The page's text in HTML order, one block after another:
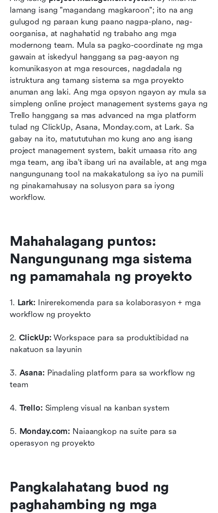
lamang isang "magandang magkaroon"; ito na ang
gulugod ng paraan kung paano nagpa-plano, nag-
oorganisa, at naghahatid ng trabaho ang mga
modernong team. Mula sa pagko-coordinate ng mga
gawain at iskedyul hanggang sa pag-aayon ng
komunikasyon at mga resources, nagdadala ng
istruktura ang tamang sistema sa mga proyekto
anuman ang laki. Ang mga opsyon ngayon ay mula sa
simpleng online project management systems gaya ng
Trello hanggang sa mas advanced na mga platform
tulad ng ClickUp, Asana, Monday.com, at Lark. Sa
gabay na ito, matututuhan mo kung ano ang isang
project management system, bakit umaasa rito ang
mga team, ang iba’t ibang uri na available, at ang mga
nangungunang tool na makakatulong sa iyo na pumili
ng pinakamahusay na solusyon para sa iyong
workflow.
Mahahalagang puntos:
Nangungunang mga sistema
ng pamamahala ng proyekto
1. Lark: Inirerekomenda para sa kolaborasyon + mga
workflow ng proyekto
2. ClickUp: Workspace para sa produktibidad na
nakatuon sa layunin
3. Asana: Pinadaling platform para sa workflow ng
team
4. Trello: Simpleng visual na kanban system
5. Monday.com: Naiaangkop na suite para sa
operasyon ng proyekto
Pangkalahatang buod ng
paghahambing ng mga
Nangungunang 12 na mga kasangkapan sa
sistema ng pamamahala ng proyekto
Paano pumili ng pinakamahusay na sistema ng
pamamahala ng proyekto
Mga benepisyo ng isang sistema ng
pamamahala ng proyekto
Konklusyon
Mga Madalas Itanong
Kaugnay na pagbabasa